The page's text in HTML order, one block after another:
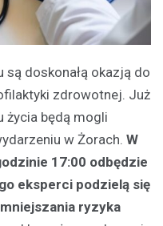
doskonałą okazją do
zdrowotnej. Już
życia będą mogli
w Żorach. W
17:00 odbędzie
eksperci podzielą się
ryzyka